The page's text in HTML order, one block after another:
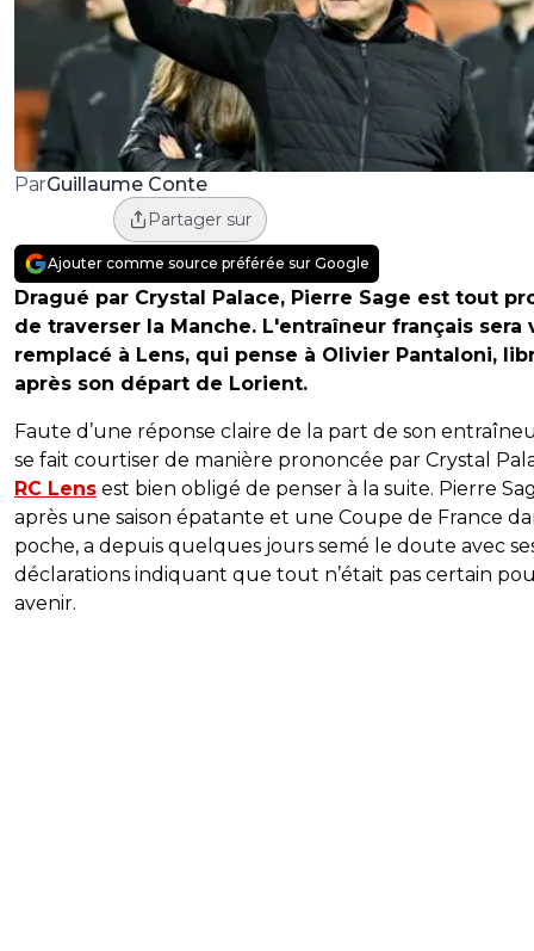
ParGuillaume Conte
Partager sur
Ajouter comme source préférée sur Google
Dragué par Crystal Palace, Pierre Sage est tout
de traverser la Manche. L'entraîneur français sera
remplacé à Lens, qui pense à Olivier Pantaloni,
après son départ de Lorient.
Faute d’une réponse claire de la part de son
se fait courtiser de manière prononcée par Crystal
RC Lens est bien obligé de penser à la suite. Pierre
après une saison épatante et une Coupe de France
poche, a depuis quelques jours semé le doute avec
déclarations indiquant que tout n’était pas certain
avenir.